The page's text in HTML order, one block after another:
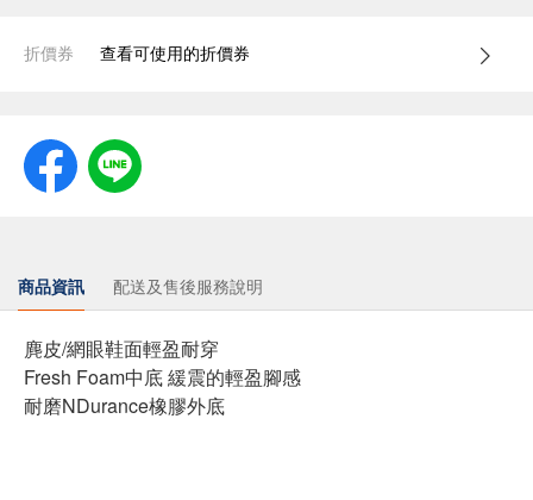
折價券 查看可使用的折價券
商品資訊 配送及售後服務說明
麂皮/網眼鞋面輕盈耐穿
Fresh Foam中底 緩震的輕盈腳感
耐磨NDurance橡膠外底